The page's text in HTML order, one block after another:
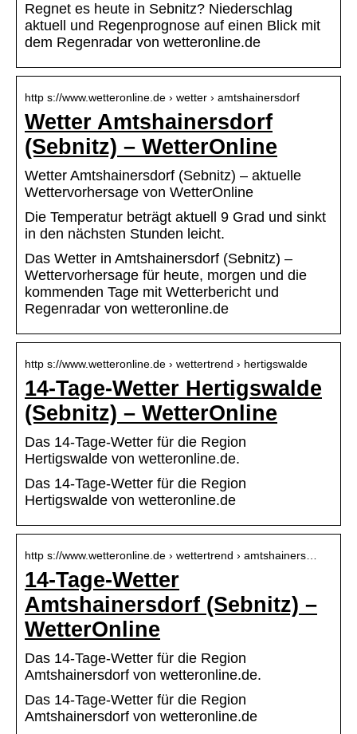
Regnet es heute in Sebnitz? Niederschlag
aktuell und Regenprognose auf einen Blick mit
dem Regenradar von wetteronline.de
http s://www.wetteronline.de › wetter › amtshainersdorf
Wetter Amtshainersdorf
(Sebnitz) – WetterOnline
Wetter Amtshainersdorf (Sebnitz) – aktuelle
Wettervorhersage von WetterOnline
Die Temperatur beträgt aktuell 9 Grad und sinkt
in den nächsten Stunden leicht.
Das Wetter in Amtshainersdorf (Sebnitz) –
Wettervorhersage für heute, morgen und die
kommenden Tage mit Wetterbericht und
Regenradar von wetteronline.de
http s://www.wetteronline.de › wettertrend › hertigswalde
14-Tage-Wetter Hertigswalde
(Sebnitz) – WetterOnline
Das 14-Tage-Wetter für die Region
Hertigswalde von wetteronline.de.
Das 14-Tage-Wetter für die Region
Hertigswalde von wetteronline.de
http s://www.wetteronline.de › wettertrend › amtshainers…
14-Tage-Wetter
Amtshainersdorf (Sebnitz) –
WetterOnline
Das 14-Tage-Wetter für die Region
Amtshainersdorf von wetteronline.de.
Das 14-Tage-Wetter für die Region
Amtshainersdorf von wetteronline.de